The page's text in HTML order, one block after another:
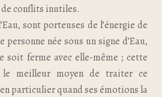
conflits inutiles.
sont porteuses de l’énergie de
personne née sous un signe d’Eau,
soit ferme avec elle-même ; cette
meilleur moyen de traiter ce
particulier quand ses émotions la